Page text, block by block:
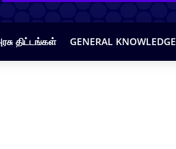
திட்டங்கள் GENERAL KNOWLEDGE